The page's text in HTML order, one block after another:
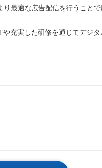
最適な広告配信を行うこと
充実した研修を通じてデジ